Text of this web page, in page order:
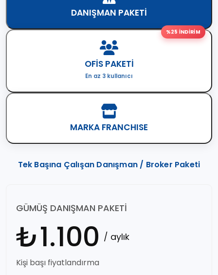
DANIŞMAN PAKETİ
%25 İNDİRİM
OFİS PAKETİ
En az 3 kullanıcı
MARKA FRANCHISE
Tek Başına Çalışan Danışman / Broker Paketi
GÜMÜŞ DANIŞMAN PAKETI
₺1.100 / aylık
Kişi başı fiyatlandırma